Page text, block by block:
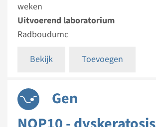
weken
Uitvoerend laboratorium
Radboudumc
Bekijk
Toevoegen
Gen